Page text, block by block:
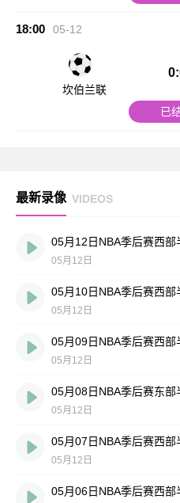
18:00 05-12
坎伯兰联
已
最新录像 VIDEOS
05月12日NBA季后赛西
05月12日
05月10日NBA季后赛西
05月12日
05月12日
05月08日NBA季后赛东
05月12日
05月12日
05月06日NBA季后赛西